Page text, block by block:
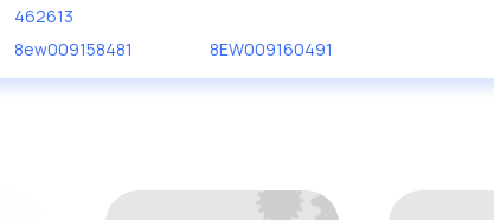
462613
8ew009158481 8EW009160491